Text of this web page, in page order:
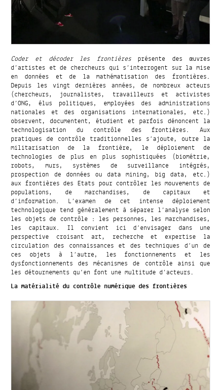
Coder et décoder les frontièresprésente des œuvres
d’artistes et de chercheurs qui s’interrogent sur la mise
en données et de la mathématisation des frontières.
Depuis les vingt dernières années, de nombreux acteurs
(chercheurs, journalistes, travailleurs et activistes
d’ONG, élus politiques, employées des administrations
nationales et des organisations internationales, etc.)
observent, documentent, étudient et parfois dénoncent la
technologisation du contrôle des frontières. Aux
pratiques de contrôle traditionnelles s’ajoute, outre la
militarisation de la frontière, le déploiement de
technologies de plus en plus sophistiquées (biométrie,
robots, murs, systèmes de surveillance intégrés,
prospection de données ou data mining, big data, etc.)
aux frontières des Etats pour contrôler les mouvements de
populations, de marchandises, de capitaux et
d’information. L’examen de cet intense déploiement
technologique tend généralement à séparer l’analyse selon
les objets de contrôle : les personnes, les marchandises,
les capitaux. Il convient ici d’envisager dans une
perspective croisant art, recherche et expertise la
circulation des connaissances et des techniques d’un de
ces objets à l’autre, les fonctionnements et les
dysfonctionnements des mécanismes de contrôle ainsi que
les détournements qu’en font une multitude d’acteurs.
La matérialité du contrôle numérique des frontières